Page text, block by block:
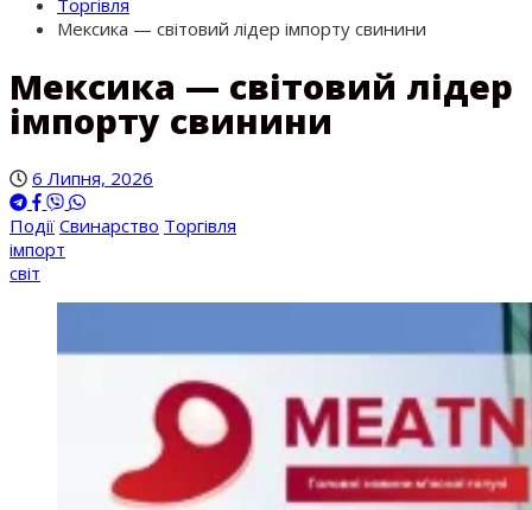
Мексика — світовий лідер імпорту свинини
Мексика — світовий лідер
імпорту свинини
6 Липня, 2026
Події Свинарство Торгівля
імпорт
світ